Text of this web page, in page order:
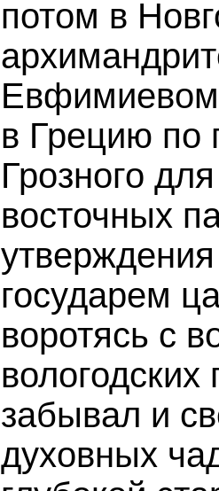
потом в
в Грецию по
Грозного
восточных
государем
воротясь с
забывал и
духовных